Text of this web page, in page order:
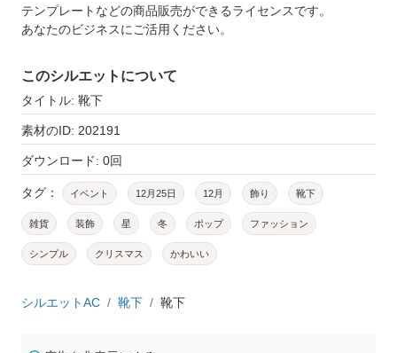
テンプレートなどの商品販売ができるライセンスです。
あなたのビジネスにご活用ください。
このシルエットについて
タイトル: 靴下
素材のID: 202191
ダウンロード: 0回
タグ： イベント 12月25日 12月 飾り 靴下
雑貨 装飾 星 冬 ポップ ファッション
シンプル クリスマス かわいい
シルエットAC 靴下 靴下